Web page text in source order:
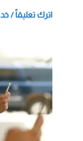
اترك تعليقاً /